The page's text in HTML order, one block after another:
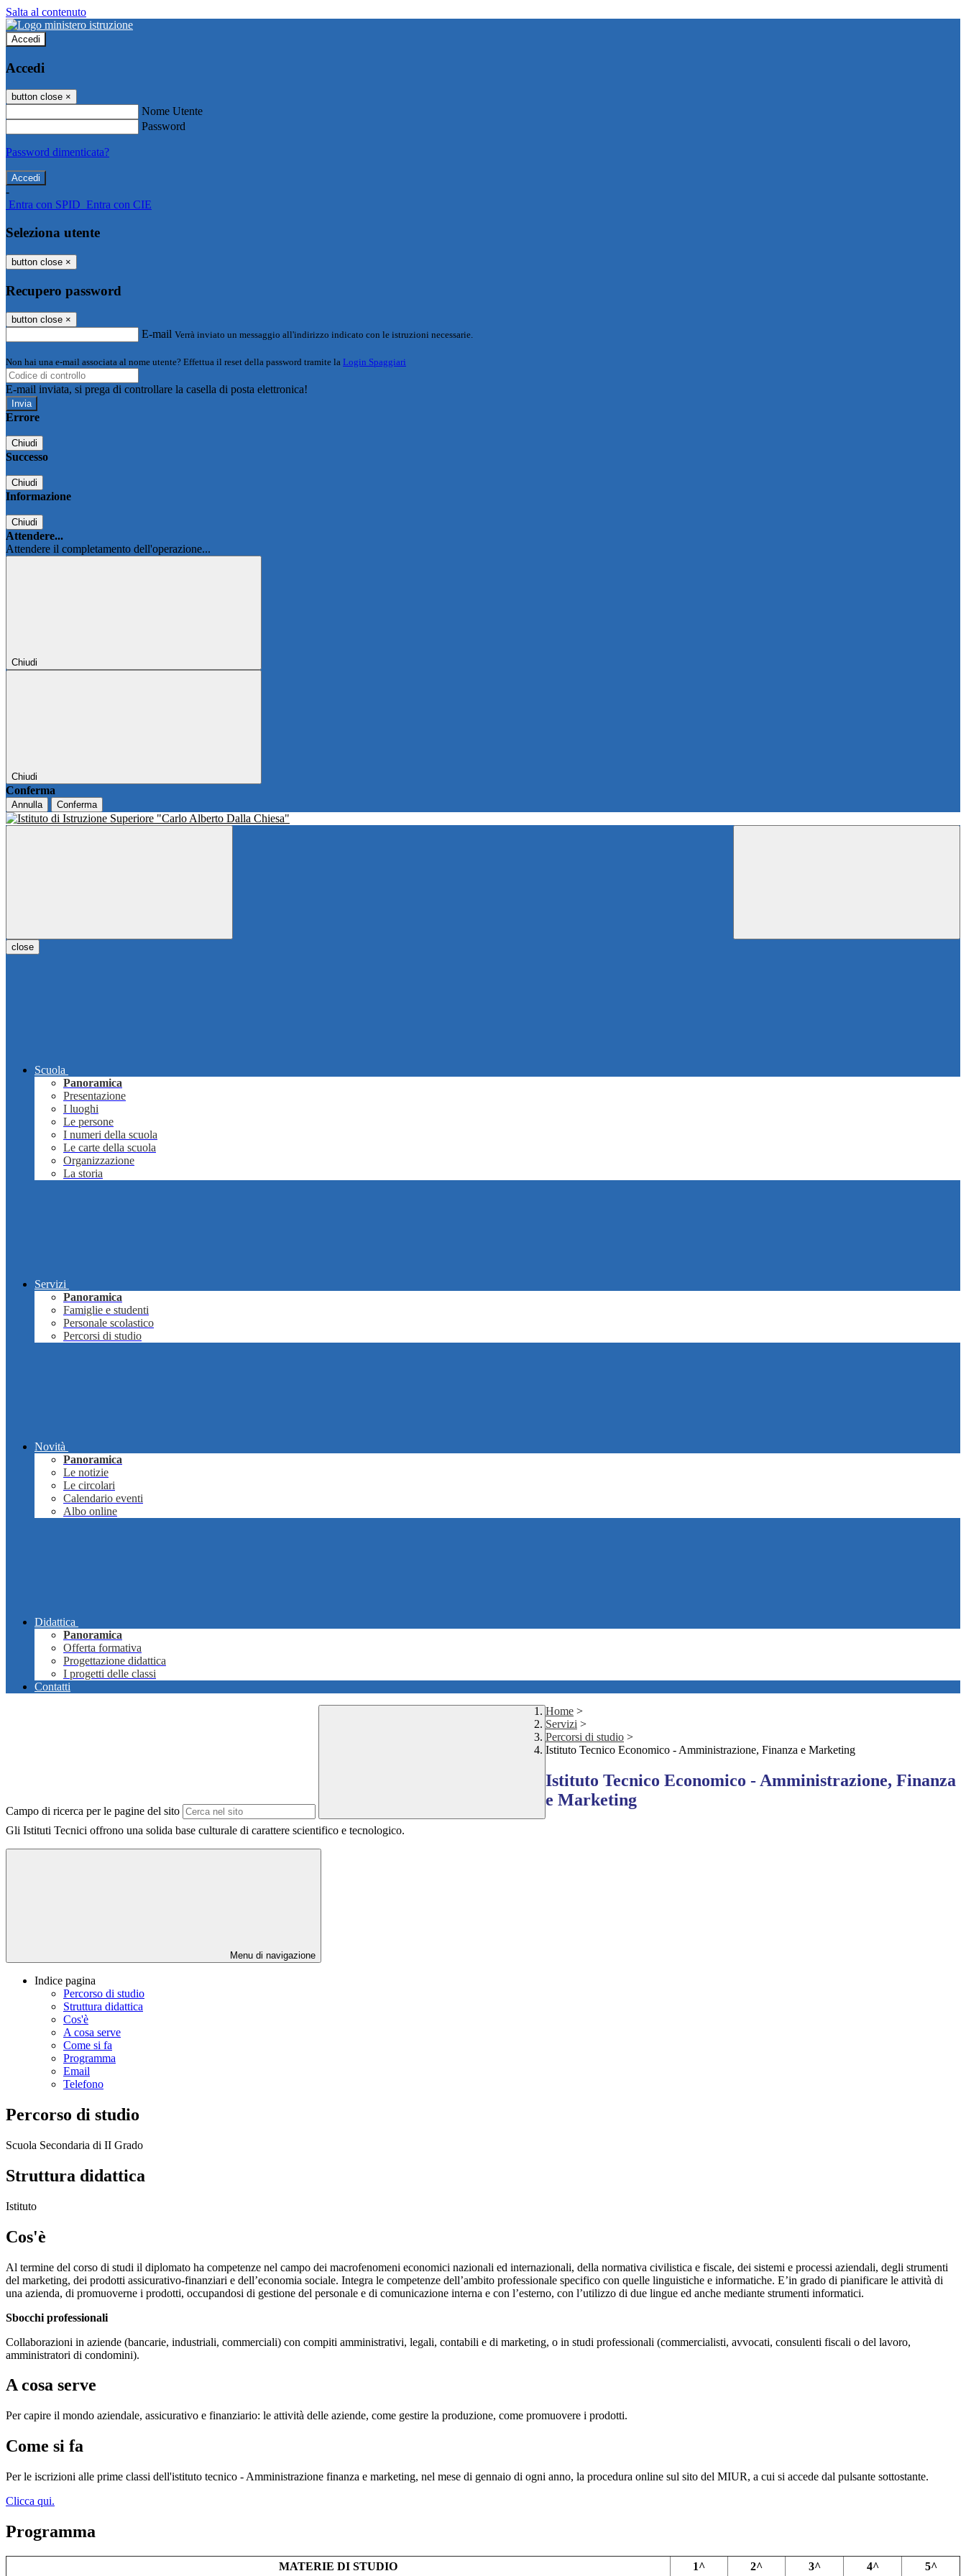
Salta al contenuto
Accedi
Accedi
button close ×
Nome Utente
Password
Password dimenticata?
-
Entra con SPID Entra con CIE
Seleziona utente
button close ×
Recupero password
button close ×
E-mail Verrà inviato un messaggio all'indirizzo indicato con le istruzioni necessarie.
Non hai una e-mail associata al nome utente? Effettua il reset della password tramite la Login Spaggiari
E-mail inviata, si prega di controllare la casella di posta elettronica!
Errore
Chiudi
Successo
Chiudi
Informazione
Chiudi
Attendere...
Attendere il completamento dell'operazione...
Chiudi
Chiudi
Conferma
Annulla Conferma
close
Scuola
Panoramica
Presentazione
I luoghi
Le persone
I numeri della scuola
Le carte della scuola
Organizzazione
La storia
Servizi
Panoramica
Famiglie e studenti
Personale scolastico
Percorsi di studio
Novità
Panoramica
Le notizie
Le circolari
Calendario eventi
Albo online
Didattica
Panoramica
Offerta formativa
Progettazione didattica
I progetti delle classi
Contatti
Campo di ricerca per le pagine del sito
Home >
Servizi >
Percorsi di studio >
Istituto Tecnico Economico - Amministrazione, Finanza e Marketing
Istituto Tecnico Economico - Amministrazione, Finanza
e Marketing
Gli Istituti Tecnici offrono una solida base culturale di carattere scientifico e tecnologico.
Menu di navigazione
Indice pagina
Percorso di studio
Struttura didattica
Cos'è
A cosa serve
Come si fa
Programma
Email
Telefono
Percorso di studio
Scuola Secondaria di II Grado
Struttura didattica
Istituto
Cos'è
Al termine del corso di studi il diplomato ha competenze nel campo dei macrofenomeni economici nazionali ed internazionali, della normativa civilistica e fiscale, dei sistemi e processi aziendali, degli strumenti
del marketing, dei prodotti assicurativo-finanziari e dell’economia sociale. Integra le competenze dell’ambito professionale specifico con quelle linguistiche e informatiche. E’in grado di pianificare le attività di
una azienda, di promuoverne i prodotti, occupandosi di gestione del personale e di comunicazione interna e con l’esterno, con l’utilizzo di due lingue ed anche mediante strumenti informatici.
Sbocchi professionali
Collaborazioni in aziende (bancarie, industriali, commerciali) con compiti amministrativi, legali, contabili e di marketing, o in studi professionali (commercialisti, avvocati, consulenti fiscali o del lavoro,
amministratori di condomini).
A cosa serve
Per capire il mondo aziendale, assicurativo e finanziario: le attività delle aziende, come gestire la produzione, come promuovere i prodotti.
Come si fa
Per le iscrizioni alle prime classi dell'istituto tecnico - Amministrazione finanza e marketing, nel mese di gennaio di ogni anno, la procedura online sul sito del MIUR, a cui si accede dal pulsante sottostante.
Clicca qui.
Programma
MATERIE DI STUDIO 1^ 2^ 3^ 4^ 5^